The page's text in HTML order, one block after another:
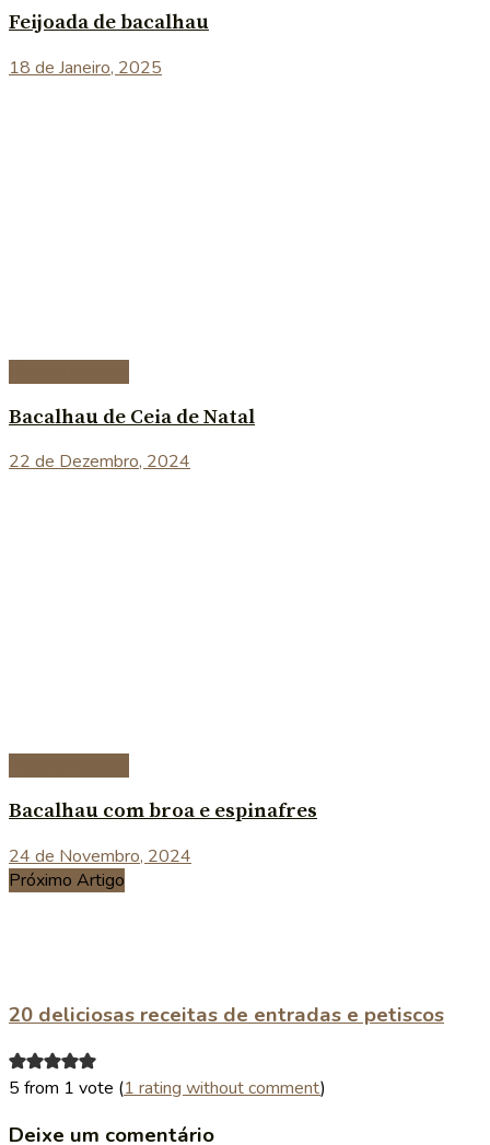
Feijoada de bacalhau
18 de Janeiro, 2025
Bacalhau de Ceia de Natal
22 de Dezembro, 2024
Bacalhau com broa e espinafres
24 de Novembro, 2024
Próximo Artigo
20 deliciosas receitas de entradas e petiscos
5 from 1 vote (1 rating without comment)
Deixe um comentário